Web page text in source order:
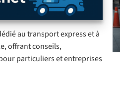
au transport express et à
offrant conseils,
particuliers et entreprises